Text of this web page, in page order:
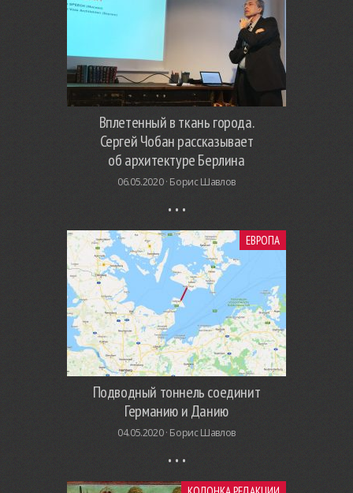
Вплетенный в ткань города.
Сергей Чобан рассказывает
об архитектуре Берлина
06.05.2020 · Борис Шавлов
ЕВРОПА
Подводный тоннель соединит
Германию и Данию
04.05.2020 · Борис Шавлов